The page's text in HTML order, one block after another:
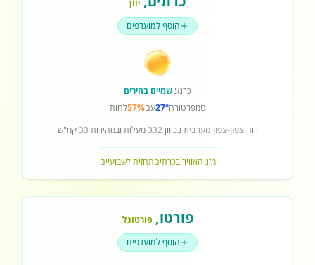
יוון
הוסף למועדפים
כרגעשמיים בהירים
טמפרטורה27°עם57%לחות
רוחצפון-צפון מערביתבכיוון332מעלות ובמהירות 33קמ"ש
מזג האוויר בכרתיםתחזית לשבועיים
פורטו,פורטוגל
הוסף למועדפים